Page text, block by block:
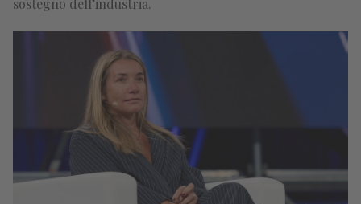
sostegno dell’industria.